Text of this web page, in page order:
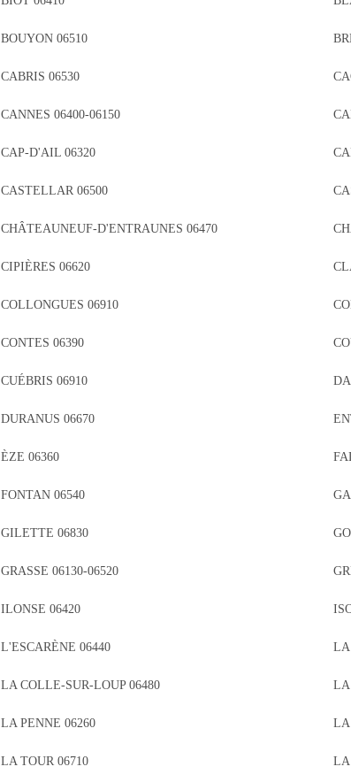
BOUYON 06510
CABRIS 06530
CANNES 06400-06150
CAP-D'AIL 06320
CASTELLAR 06500
CHÂTEAUNEUF-D'ENTRAUNES 06470
CIPIÈRES 06620
COLLONGUES 06910
CONTES 06390
CUÉBRIS 06910
DURANUS 06670
ÈZE 06360
FONTAN 06540
GILETTE 06830
GRASSE 06130-06520
ILONSE 06420
L'ESCARÈNE 06440 LA
LA COLLE-SUR-LOUP 06480 LA
LA PENNE 06260 LA
LA TOUR 06710 LA